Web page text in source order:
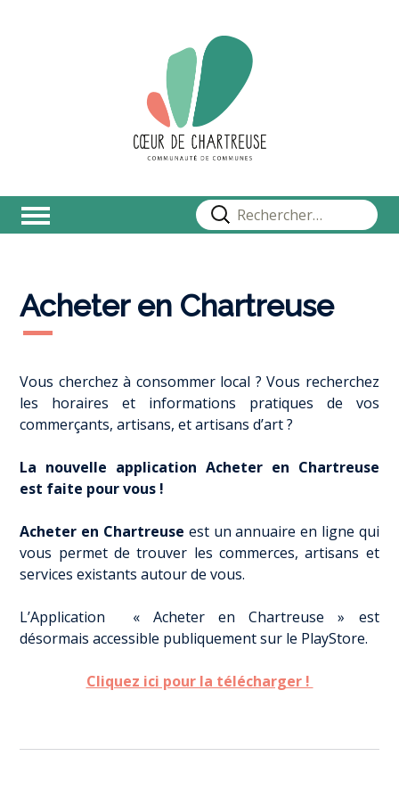
Rechercher :
Acheter en Chartreuse
Vous cherchez à consommer local ?Vous recherchez
les horaires et informations pratiques de vos
commerçants, artisans, et artisans d’art ?
La nouvelle application Acheter en Chartreuse
est faite pour vous !
Acheter en Chartreuse est un annuaire en ligne qui
vous permet de trouver les commerces, artisans et
services existants autour de vous.
L’Application « Acheter en Chartreuse » est
désormais accessible publiquement sur le PlayStore.
Cliquez ici pour la télécharger !